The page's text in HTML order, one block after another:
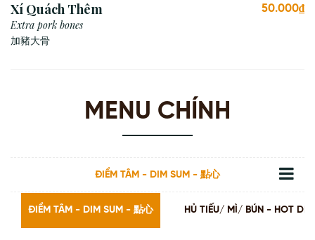
Xí Quách Thêm
Extra pork bones
加豬大骨
50.000₫
MENU CHÍNH
ĐIỂM TÂM - DIM SUM - 點心
ĐIỂM TÂM - DIM SUM - 點心 HỦ TIẾU/ MÌ/ BÚN - HOT